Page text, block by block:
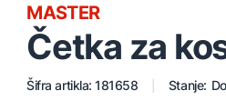
Četka za
MASTER
Šifra artikla: 181658 Stanje: